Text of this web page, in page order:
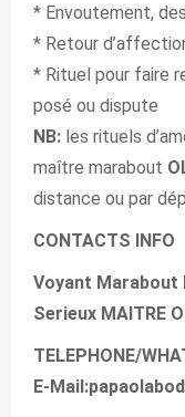
* Envoutement,
* Retour
* Rituel pour faire
posé ou dispute
NB: les rituels
maître marabout
distance ou par
CONTACTS INFO
Voyant Marabout
Serieux MAITRE
TELEPHONE/
E-